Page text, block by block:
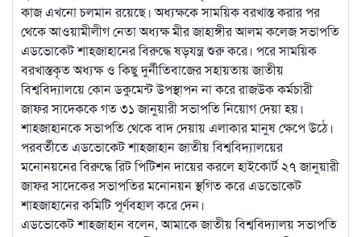
কাজ এখনো চলমান রয়েছে। অধ্যক্ষকে সাময়িক বরখাস্ত করার পর
থেকে আওয়ামীলীগ নেতা অধ্যক্ষ মীর জাহাঙ্গীর আলম কলেজ সভাপতি
এডভোকেট শাহজাহানের বিরুদ্ধে ষড়যন্ত্র শুরু করে। পরে সাময়িক
বরখাস্তকৃত অধ্যক্ষ ও কিছু দুর্নীতিবাজের সহায়তায় জাতীয়
বিশ্ববিদ্যালয়ে কোন ডকুমেন্ট উপস্থাপন না করে রাজউক কর্মচারী
জাফর সাদেককে গত ৩১ জানুয়ারী সভাপতি নিয়োগ দেয়া হয়।
শাহজাহানকে সভাপতি থেকে বাদ দেয়ায় এলাকার মানুষ ক্ষেপে উঠে।
পরবর্তীতে এডভোকেট শাহজাহান জাতীয় বিশ্ববিদ্যালয়ের
মনোনয়নের বিরুদ্ধে রিট পিটিশন দায়ের করলে হাইকোর্ট ২৭ জানুয়ারী
জাফর সাদেকের সভাপতির মনোনয়ন স্থগিত করে এডভোকেট
শাহজাহানের কমিটি পূর্ণবহাল করে দেন।
এডভোকেট শাহজাহান বলেন, আমাকে জাতীয় বিশ্ববিদ্যালয় সভাপতি